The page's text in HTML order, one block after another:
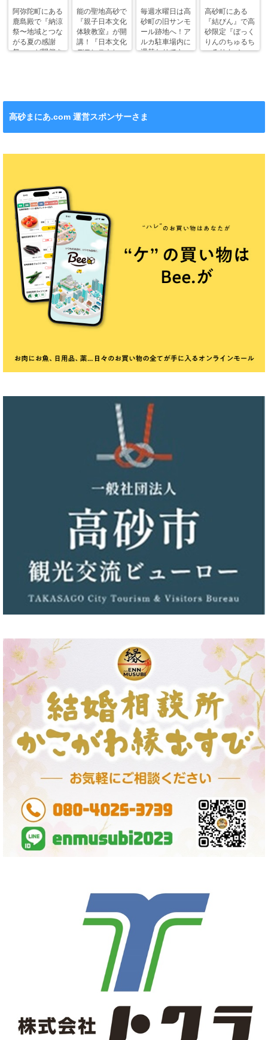
阿弥陀町にある
鹿島殿で『納涼
祭〜地域とつな
がる夏の感謝
祭〜』が開催さ
能の聖地高砂で
『親子日本文化
体験教室』が開
講！『日本文化
デモンストレー
毎週水曜日は高
砂町の旧サンモ
ール跡地へ！ア
ルカ駐車場内に
週替わりでキッ
高砂町にある
『結びん』で高
砂限定『ぼっく
りんのちゅるち
ゅるりん♪シー
高砂まにあ.com 運営スポンサーさま